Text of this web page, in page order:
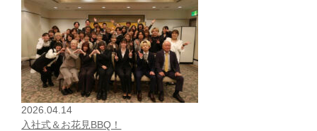
2026.04.14
入社式＆お花見BBQ！